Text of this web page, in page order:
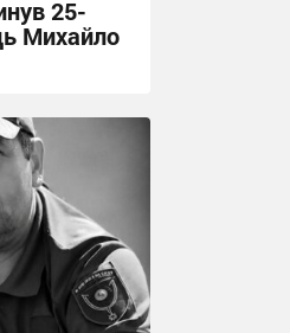
25-
Михайло